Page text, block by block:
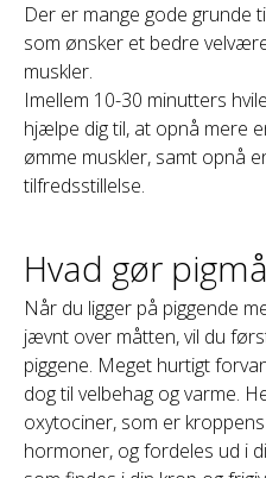
Der er mange gode grunde
som ønsker et bedre
muskler.
Imellem 10-30 minutters
hjælpe dig til, at opnå mere
ømme muskler, samt opnå
tilfredsstillelse.
Hvad gør
Når du ligger på piggende
jævnt over måtten, vil du
piggene. Meget hurtigt
dog til velbehag og varme.
oxytociner, som er
hormoner, og fordeles ud i